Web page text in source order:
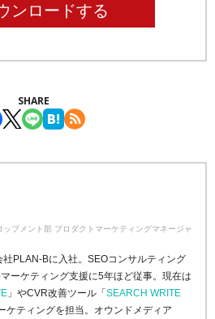
ンロードする
SHARE
ップメント部 プロダクトマーケティングマネージャ
PLAN-Bに入社。SEOコンサルティング
ーケティング支援に5年ほど従事。現在は
」やCVR改善ツール「SEARCH WRITE
ケティングを担当。オウンドメディア